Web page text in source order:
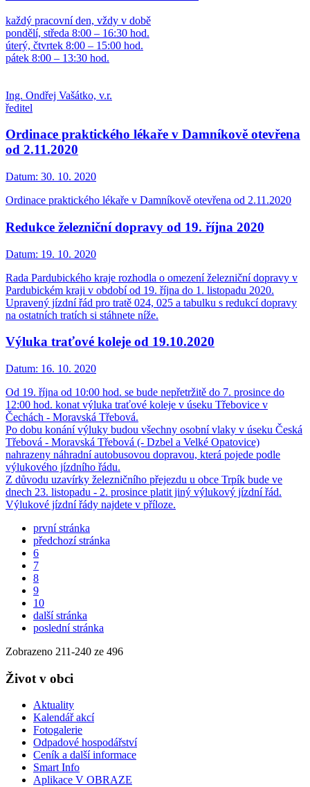
každý pracovní den, vždy v době
pondělí, středa 8:00 – 16:30 hod.
úterý, čtvrtek 8:00 – 15:00 hod.
pátek 8:00 – 13:30 hod.
Ing. Ondřej Vašátko, v.r.
ředitel
Ordinace praktického lékaře v Damníkově otevřena
od 2.11.2020
Datum: 30. 10. 2020
Ordinace praktického lékaře v Damníkově otevřena od 2.11.2020
Redukce železniční dopravy od 19. října 2020
Datum: 19. 10. 2020
Rada Pardubického kraje rozhodla o omezení železniční dopravy v
Pardubickém kraji v období od 19. října do 1. listopadu 2020.
Upravený jízdní řád pro tratě 024, 025 a tabulku s redukcí dopravy
na ostatních tratích si stáhnete níže.
Výluka traťové koleje od 19.10.2020
Datum: 16. 10. 2020
Od 19. října od 10:00 hod. se bude nepřetržitě do 7. prosince do
12:00 hod. konat výluka traťové koleje v úseku Třebovice v
Čechách - Moravská Třebová.
Po dobu konání výluky budou všechny osobní vlaky v úseku Česká
Třebová - Moravská Třebová (- Dzbel a Velké Opatovice)
nahrazeny náhradní autobusovou dopravou, která pojede podle
výlukového jízdního řádu.
Z důvodu uzavírky železničního přejezdu u obce Trpík bude ve
dnech 23. listopadu - 2. prosince platit jiný výlukový jízdní řád.
Výlukové jízdní řády najdete v příloze.
první stránka
předchozí stránka
6
7
8
9
10
další stránka
poslední stránka
Zobrazeno 211-240 ze 496
Život v obci
Aktuality
Kalendář akcí
Fotogalerie
Odpadové hospodářství
Ceník a další informace
Smart Info
Aplikace V OBRAZE